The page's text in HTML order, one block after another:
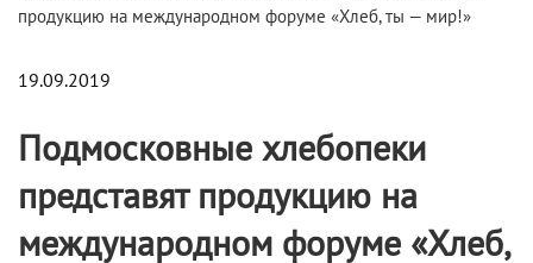
продукцию на международном форуме «Хлеб, ты — мир!»
19.09.2019
Подмосковные хлебопеки
представят продукцию на
международном форуме «Хлеб,